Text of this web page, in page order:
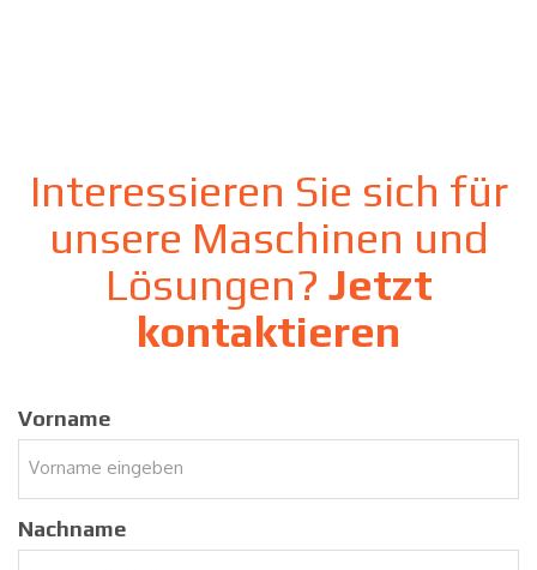
Interessieren Sie sich für
unsere Maschinen und
Lösungen? Jetzt
kontaktieren
Vorname
Nachname